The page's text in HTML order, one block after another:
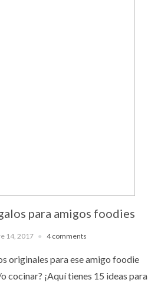
para amigos foodies
14, 2017 4 comments
originales para ese amigo foodie
cocinar? ¡Aquí tienes 15 ideas para